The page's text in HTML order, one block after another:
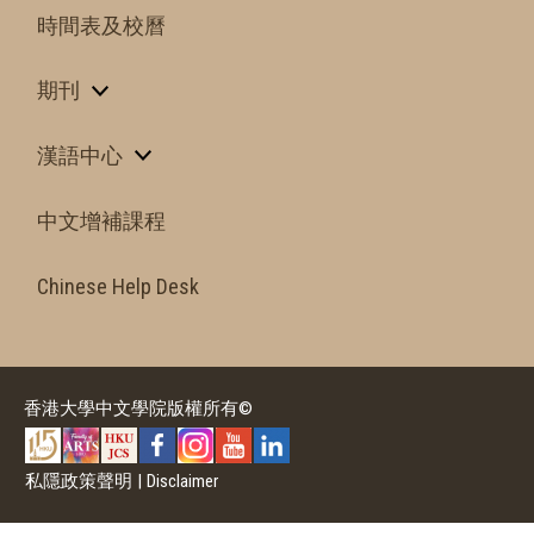
時間表及校曆
期刊
漢語中心
中文增補課程
Chinese Help Desk
香港大學中文學院版權所有©
私隱政策聲明 | Disclaimer